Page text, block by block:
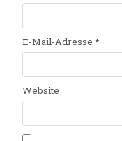
E-Mail-Adresse *
Website